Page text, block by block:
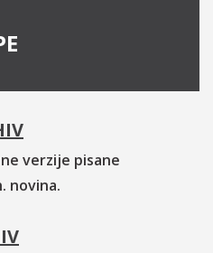
verzije pisane
novina.